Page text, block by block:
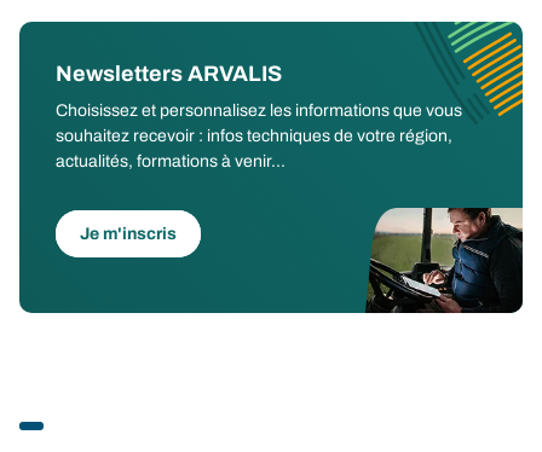
Newsletters ARVALIS
Choisissez et personnalisez les informations que vous
souhaitez recevoir : infos techniques de votre région,
actualités, formations à venir...
Je m'inscris